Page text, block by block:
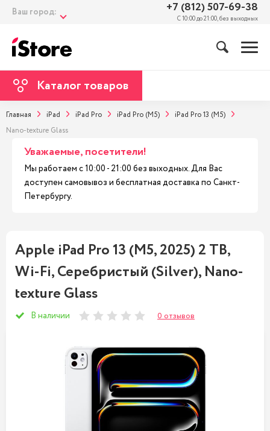
Ваш город: +7 (812) 507-69-38
С 10:00 до 21:00, без выходных
Каталог товаров
Главная iPad iPad Pro iPad Pro (M5)
iPad Pro 13 (M5)
Nano-texture Glass
Уважаемые, посетители!
Мы работаем с 10:00 - 21:00 без выходных. Для Вас
доступен самовывоз и бесплатная доставка по Санкт-
Петербургу.
Apple iPad Pro 13 (M5, 2025) 2 TB,
Wi-Fi, Серебристый (Silver), Nano-
texture Glass
В наличии 0 отзывов